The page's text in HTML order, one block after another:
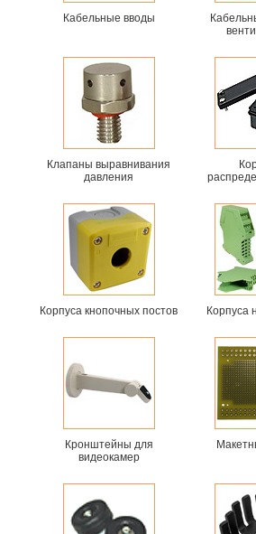
Кабельные вводы
Клапаны выравнивания
давления
Корпуса кнопочных постов Корпуса
Кронштейны для
видеокамер